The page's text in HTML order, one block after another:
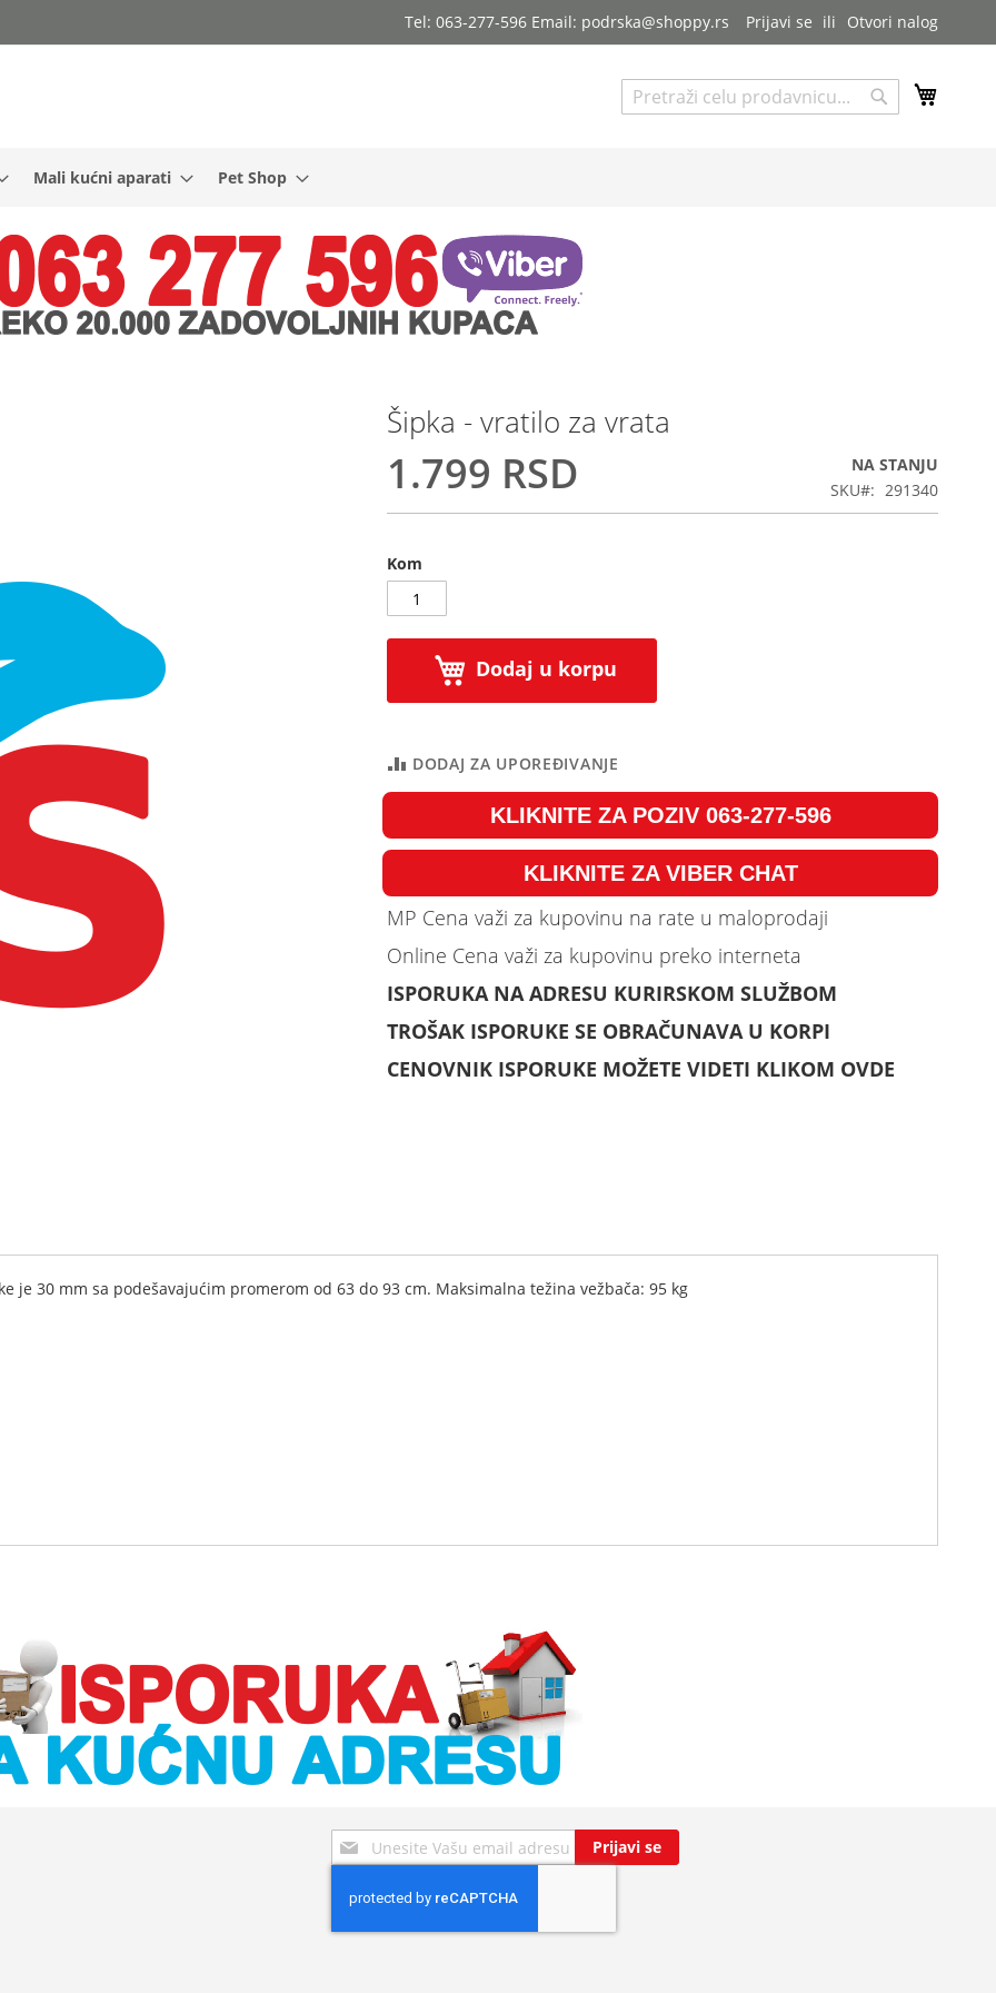
Tel: 063-277-596 Email: podrska@shoppy.rs Prijavi se Otvori nalog
Pretraga
Mali kućni aparati Pet Shop
Šipka - vratilo za vrata
1.799 RSD
NA STANJU
SKU
291340
Kom
Dodaj u korpu
DODAJ ZA UPOREĐIVANJE
KLIKNITE ZA POZIV 063-277-596
KLIKNITE ZA VIBER CHAT
MP Cena važi za kupovinu na rate u maloprodaji
Online Cena važi za kupovinu preko interneta
ISPORUKA NA ADRESU KURIRSKOM SLUŽBOM
TROŠAK ISPORUKE SE OBRAČUNAVA U KORPI
CENOVNIK ISPORUKE MOŽETE VIDETI KLIKOM OVDE
je 30 mm sa podešavajućim promerom od 63 do 93 cm. Maksimalna težina vežbača: 95 kg
Sign
Up
Our
Newsletter:
Prijavi se